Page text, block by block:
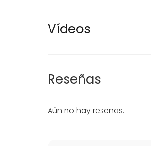
Equipamiento
Vídeos
Reseñas
Aún no hay reseñas.